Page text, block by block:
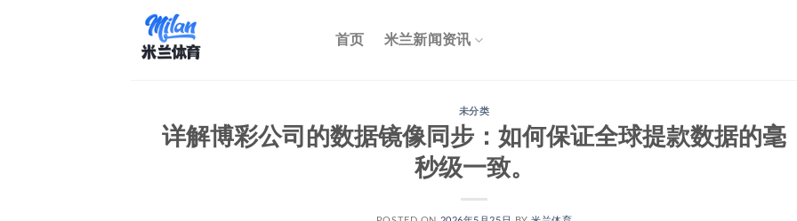
首页 米兰新闻资讯
未分类
详解博彩公司的数据镜像同步：如何保证全球提款数据的毫
秒级一致。